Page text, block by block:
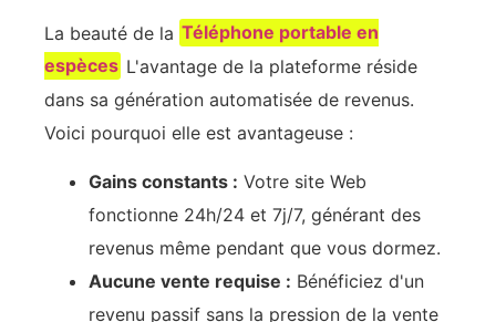
La beauté de la Téléphone portable en
espèces L'avantage de la plateforme réside
dans sa génération automatisée de revenus.
Voici pourquoi elle est avantageuse :
Gains constants : Votre site Web
fonctionne 24h/24 et 7j/7, générant des
revenus même pendant que vous dormez.
Aucune vente requise : Bénéficiez d'un
revenu passif sans la pression de la vente